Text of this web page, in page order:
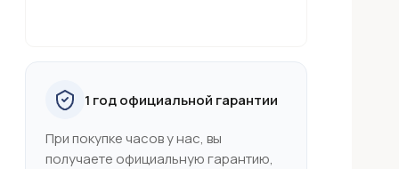
1 год официальной гарантии
При покупке часов у нас, вы
получаете официальную гарантию,